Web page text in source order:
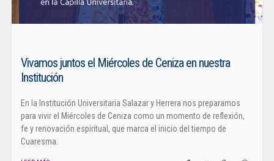
Vivamos juntos el Miércoles de Ceniza en nuestra
Institución
En la Institución Universitaria Salazar y Herrera nos preparamos
para vivir el Miércoles de Ceniza como un momento de reflexión,
fe y renovación espiritual, que marca el inicio del tiempo de
Cuaresma.